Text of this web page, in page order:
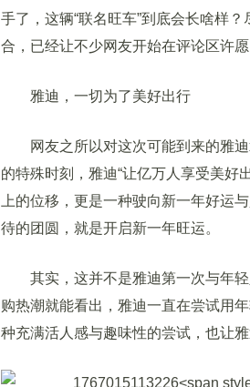
手了，这辆“联名旺车”到底会长啥样
合，已经让不少网友开始在评论区许
雅迪，一切为了美好出行
网友之所以对这次可能到来的雅迪
的特殊时刻，雅迪“让亿万人享受美
上的位移，更是一种驶向新一年好运
待的团圆，就是开启新一年旺运。
其实，这并不是雅迪第一次与年轻
购热潮就能看出，雅迪一直在尝试用
种充满活人感与趣味性的尝试，也让